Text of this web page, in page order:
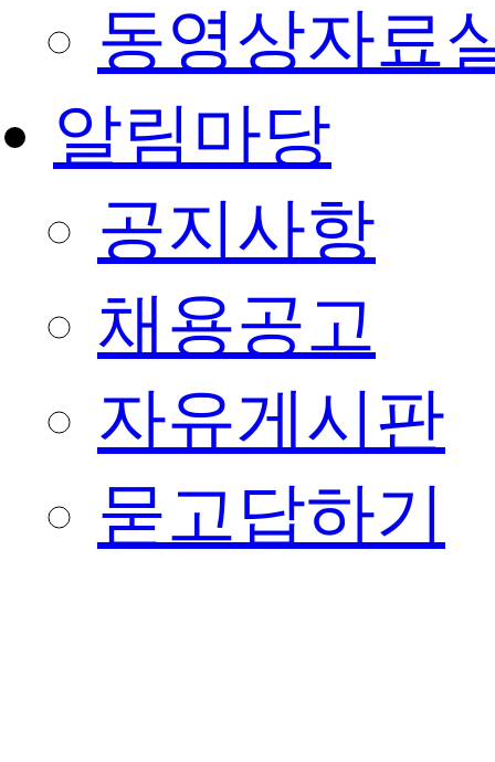
동영상자료
알림마당
공지사항
채용공고
자유게시판
묻고답하기